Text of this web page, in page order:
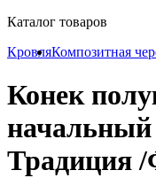
Каталог товаров
КровляКомпозитная
Конек
Традиция